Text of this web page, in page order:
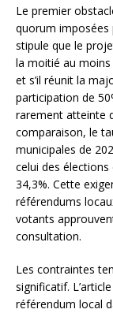
Le premier
quorum imposées
stipule que le
la moitié au
et s’il réunit la
participation de
rarement atteinte
comparaison, le
municipales de
celui des
34,3%. Cette
référendums
votants
consultation.
Les contraintes
significatif.
référendum local